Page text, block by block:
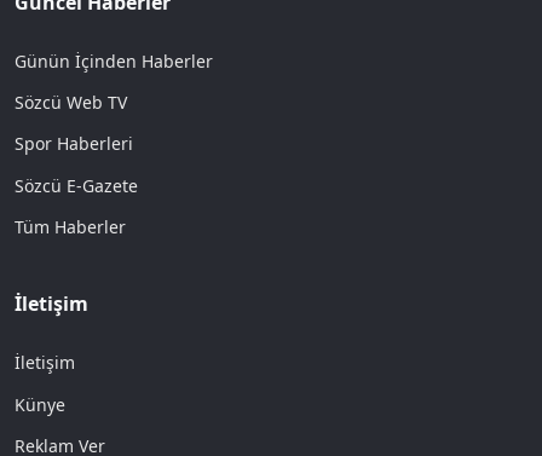
Günün İçinden Haberler
Sözcü Web TV
Spor Haberleri
Sözcü E-Gazete
Tüm Haberler
İletişim
İletişim
Künye
Reklam Ver